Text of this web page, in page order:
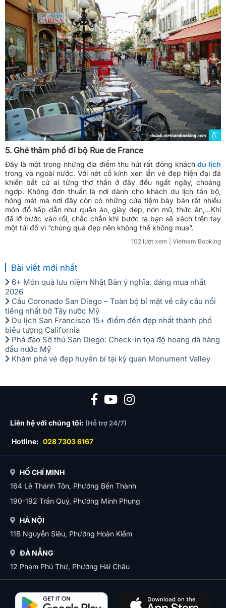
5. Ghé thăm phố đi bộ Rue de France
Đây là một trong những địa điểm thu hút rất đông kháchdu lịch
trong và ngoài nước. Với nét cổ kính xen lẫn vẻ đẹp hiện đại đã
khiến bất cứ ai từng thơ thẩn ở đây đều ngất ngây, choáng
ngợp. Không đơn thuần là nơi dành cho khách du lịch tản bộ,
hóng mát mà nơi đây còn có những cửa tiệm bày bán rất nhiều
món đồ hấp dẫn như quần áo, giày dép, nón mũ, thức ăn,...Khi
đã lỡ bước vào rồi, chắc chắn khi bước ra bạn sẽ xách trên tay
một túi đồ vì “chúng quá đẹp nên không thể không mua”.
102 lượt xem | Vietnam Booking
Bài viết mới nhất
6+ Món quà lưu niệm Nhật Bản ý nghĩa, đáng mua nhất
2026
Cầu Coronado San Diego – Toàn bộ bí mật về cây cầu nổi
tiếng nhất bờ Tây nước Mỹ
Du lịch San Francisco 15+ điểm đến đẹp nhất thành phố
biểu tượng California
Phá đảo Sở thú San Diego: Check-in tọa độ hoang dã hàng
đầu nước Mỹ
Khám phá vẻ đẹp huyền bí tại kỳ quan Monument Valley
Liên hệ với chúng tôi: (Hỗ trợ 24/7)
Hotline: 028 7303 6167
HỒ CHÍ MINH
164 Lê Thánh Tôn, Phường Bến Thành
190-192 Trần Quý, Phường Minh Phụng
HÀ NỘI
11B Nguyễn Siêu, Phường Hoàn Kiếm
ĐÀ NẴNG
12 Phạm Phú Thứ, Phường Hải Châu